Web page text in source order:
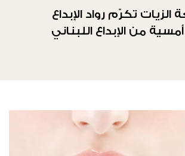
الزيات تكرّم رواد الإبداع
من الإبداع اللبناني